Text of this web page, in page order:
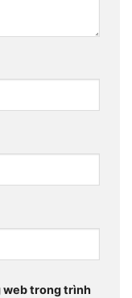
web trong trình